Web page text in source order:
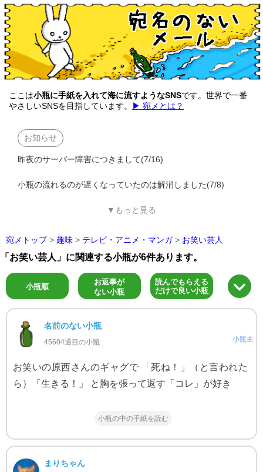
ここは小瓶に手紙を入れて海に流すようなSNSです。世界で一番
やさしいSNSを目指しています。
▶ 宛メとは？
お知らせ
昨夜のサーバー障害につきまして(7/16)
小瓶の流れるのが遅くなっていたのは解消しました(7/8)
▼もっと見る
宛メトップ > 趣味 > テレビ・アニメ・マンガ > お笑い芸人
「お笑い芸人」に関連する小瓶が6件あります。
小瓶順
お返事が
ない小瓶
読んでもらえる
だけで良い小瓶
名前のない小瓶
45604通目の小瓶 小瓶主
お笑いの原西さんのギャグで 「死ね！」（と言われた
ら）「生きる！」 と胸を張って返す「コレ」が好き
小瓶の中の手紙を読む
まりちゃん